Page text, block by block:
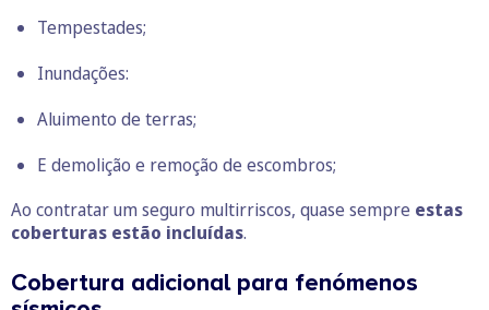
Tempestades;
Inundações:
Aluimento de terras;
E demolição e remoção de escombros;
Ao contratar um seguro multirriscos, quase sempre estas
coberturas estão incluídas.
Cobertura adicional para fenómenos